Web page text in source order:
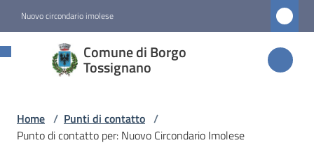
Nuovo circondario imolese
Comune di Borgo
Tossignano
Comune di
Borgo
Home / Punti di contatto /
Punto di contatto per: Nuovo Circondario Imolese